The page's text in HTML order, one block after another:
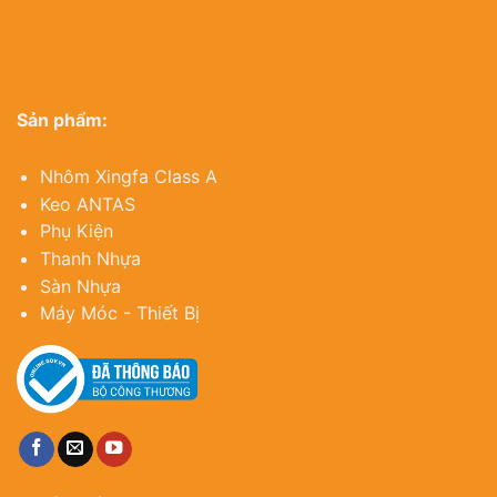
Sản phẩm:
Nhôm Xingfa Class A
Keo ANTAS
Phụ Kiện
Thanh Nhựa
Sàn Nhựa
Máy Móc - Thiết Bị